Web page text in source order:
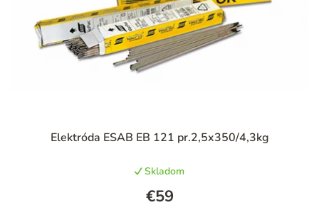
Elektróda ESAB EB 121 pr.2,5x350/4,3kg
hodnotenie
je
5,0
z
Skladom
€59